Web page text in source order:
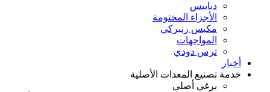
دبابيس
الأجزاء المختومة
مكبس زنبركي
المواجهات
ترس دودي
أخبار
خدمة تصنيع المعدات الأصلية
برغي أصلي